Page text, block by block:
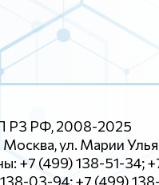
РФ, 2008-2025
Москва, ул. Марии
+7 (499) 138-51-34;
03-94; +7 (499)